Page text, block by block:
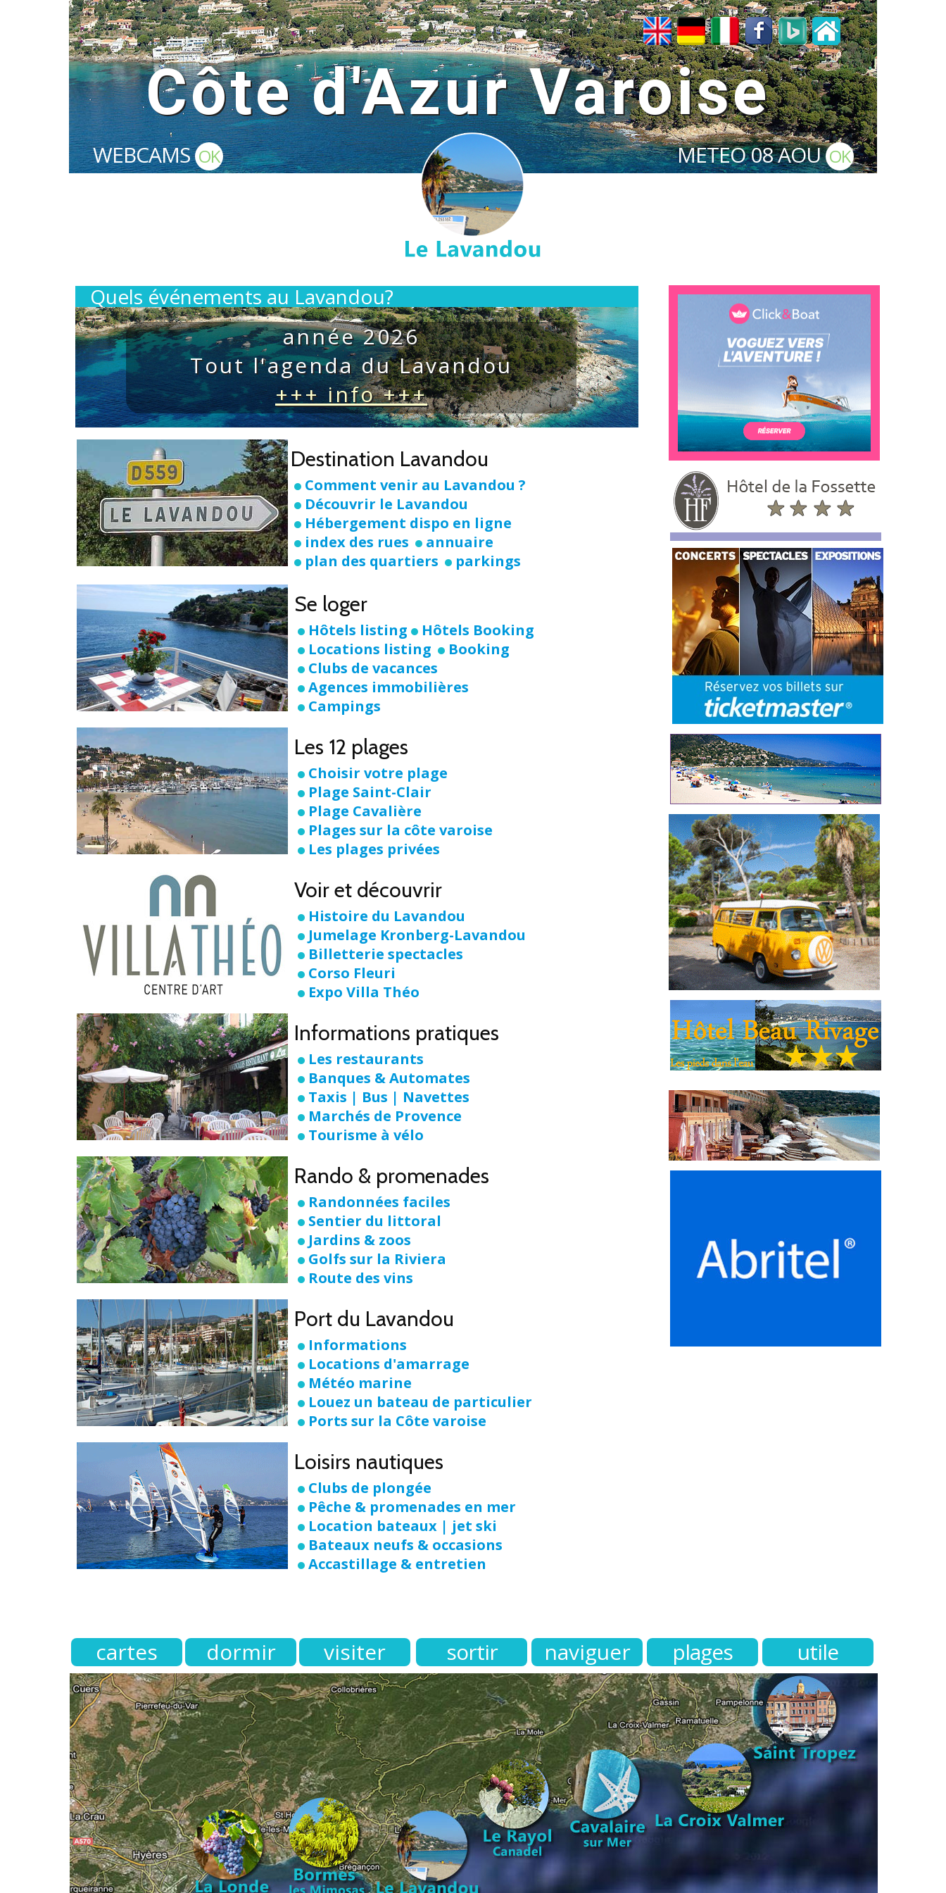
Côte d'Azur Varoise
WEBCAMSOK METEO08 AOUOK
Quels événements au Lavandou?
année 2026
Tout l'agenda du Lavandou
+++ info +++
Destination Lavandou
Comment venir au Lavandou ?
Découvrir le Lavandou
Hébergement dispo en ligne
index des rues
annuaire
plan des quartiers
parkings
Se loger
Hôtels listing
Hôtels Booking
Locations listing
Booking
Clubs de vacances
Agences immobilières
Campings
Les 12 plages
Choisir votre plage
Plage Saint-Clair
Plage Cavalière
Plages sur la côte varoise
Les plages privées
Voir et découvrir
Histoire du Lavandou
Jumelage Kronberg-Lavandou
Billetterie spectacles
Corso Fleuri
Expo Villa Théo
Informations pratiques
Les restaurants
Banques & Automates
Taxis | Bus | Navettes
Marchés de Provence
Tourisme à vélo
Rando & promenades
Randonnées faciles
Sentier du littoral
Jardins & zoos
Golfs sur la Riviera
Route des vins
Port du Lavandou
Informations
Locations d'amarrage
Météo marine
Louez un bateau de particulier
Ports sur la Côte varoise
Loisirs nautiques
Clubs de plongée
Pêche & promenades en mer
Location bateaux | jet ski
Bateaux neufs & occasions
Accastillage & entretien
cartes dormir visiter sortir naviguer plages utile